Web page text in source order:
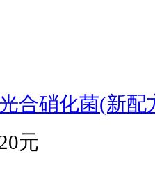
合硝化菌(新配
元